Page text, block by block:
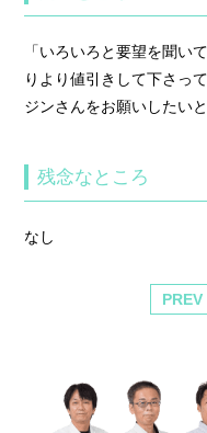
「いろいろと要望を聞い
りより値引きして下さっ
ジンさんをお願いしたい
残念なところ
なし
PREV